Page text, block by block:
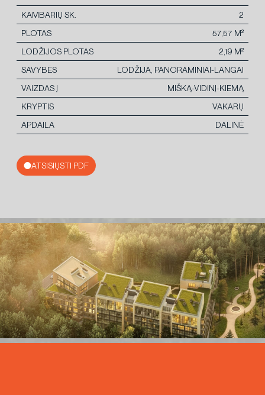
KAMBARIŲ SK.
2
PLOTAS
57,57 M²
LODŽIJOS PLOTAS
2,19 M²
SAVYBĖS
LODŽIJA, PANORAMINIAI-LANGAI
VAIZDAS Į
MIŠKĄ-VIDINĮ-KIEMĄ
KRYPTIS
VAKARŲ
APDAILA
DALINĖ
ATSISIŲSTI PDF